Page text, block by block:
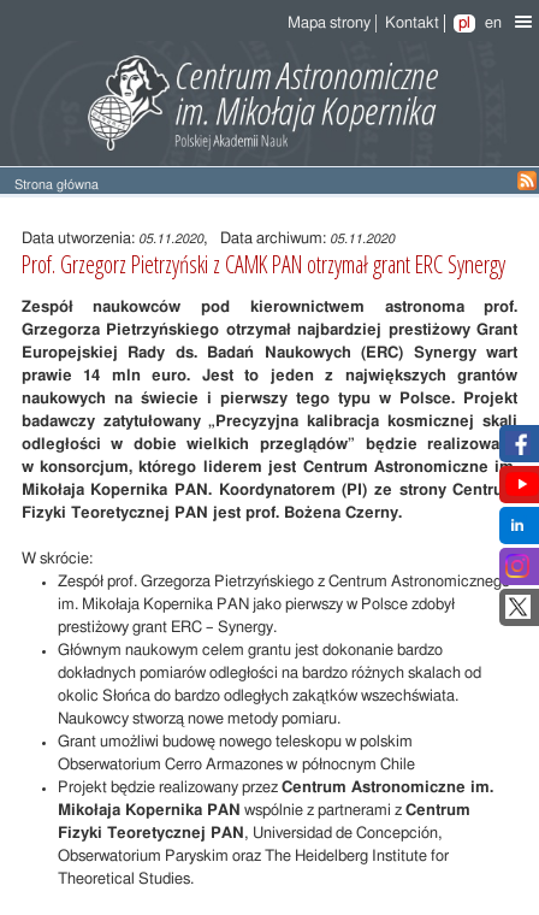
Mapa strony Kontakt pl en
Strona główna
Treść
wpisuData utworzenia: 05.11.2020, Data archiwum: 05.11.2020
Prof. Grzegorz Pietrzyński z CAMK PAN otrzymał grant ERC Synergy
Zespół naukowców pod kierownictwem astronoma prof.
Grzegorza Pietrzyńskiego otrzymał najbardziej prestiżowy Grant
Europejskiej Rady ds. Badań Naukowych (ERC) Synergy wart
prawie 14 mln euro. Jest to jeden z największych grantów
naukowych na świecie i pierwszy tego typu w Polsce. Projekt
badawczy zatytułowany „Precyzyjna kalibracja kosmicznej skali
odległości w dobie wielkich przeglądów” będzie realizowany
w konsorcjum, którego liderem jest Centrum Astronomiczne im.
Mikołaja Kopernika PAN. Koordynatorem (PI) ze strony Centrum
Fizyki Teoretycznej PAN jest prof. Bożena Czerny.
W skrócie:
Zespół prof. Grzegorza Pietrzyńskiego z Centrum Astronomicznego
im. Mikołaja Kopernika PAN jako pierwszy w Polsce zdobył
prestiżowy grant ERC – Synergy.
Głównym naukowym celem grantu jest dokonanie bardzo
dokładnych pomiarów odległości na bardzo różnych skalach od
okolic Słońca do bardzo odległych zakątków wszechświata.
Naukowcy stworzą nowe metody pomiaru.
Grant umożliwi budowę nowego teleskopu w polskim
Obserwatorium Cerro Armazones w północnym Chile
Projekt będzie realizowany przez Centrum Astronomiczne im.
Mikołaja Kopernika PAN wspólnie z partnerami z Centrum
Fizyki Teoretycznej PAN , Universidad de Concepción,
Obserwatorium Paryskim oraz The Heidelberg Institute for
Theoretical Studies.